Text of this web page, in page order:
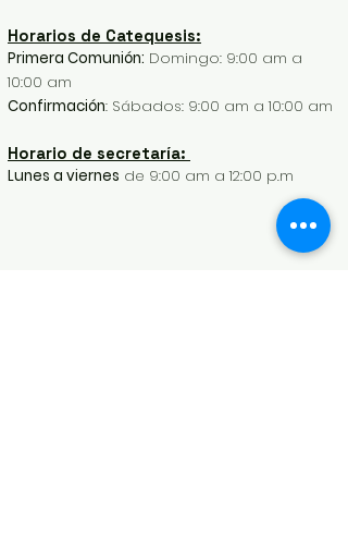
Horarios de Catequesis:
Primera Comunión: Domingo: 9:00 am a
10:00 am
Confirmación: Sábados: 9:00 am a 10:00 am
Horario de secretaría:
Lunes a viernes de 9:00 am a 12:00 p.m